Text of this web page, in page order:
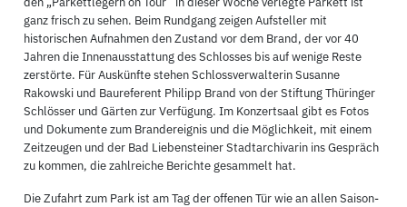
ganz frisch zu sehen. Beim Rundgang zeigen Aufsteller mit
historischen Aufnahmen den Zustand vor dem Brand, der vor 40
Jahren die Innenausstattung des Schlosses bis auf wenige Reste
zerstörte. Für Auskünfte stehen Schlossverwalterin Susanne
Rakowski und Baureferent Philipp Brand von der Stiftung Thüringer
Schlösser und Gärten zur Verfügung. Im Konzertsaal gibt es Fotos
und Dokumente zum Brandereignis und die Möglichkeit, mit einem
Zeitzeugen und der Bad Liebensteiner Stadtarchivarin ins Gespräch
zu kommen, die zahlreiche Berichte gesammelt hat.
Die Zufahrt zum Park ist am Tag der offenen Tür wie an allen Saison-